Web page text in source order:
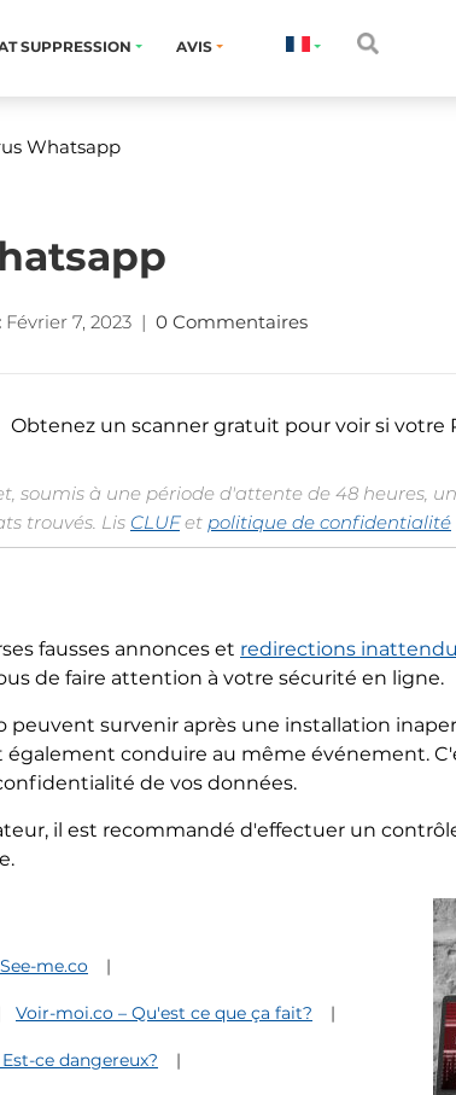
SUPPRESSION AVIS
Whatsapp
Février 7, 2023 | 0 Commentaires
Obtenez un scanner gratuit pour voir si votre
soumis à une période d'attente de 48 heures,
trouvés. Lis CLUFet politique de confidentialité
fausses annonces et redirections
de faire attention à votre sécurité en ligne.
peuvent survenir après une installation
également conduire au même événement.
de vos données.
il est recommandé d'effectuer un
me.co
Voir-moi.co – Qu'est ce que ça fait?
ce dangereux?